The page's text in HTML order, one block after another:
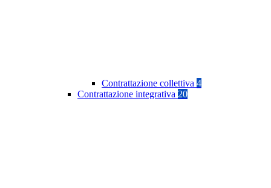
Contrattazione collettiva 4
Contrattazione integrativa 20